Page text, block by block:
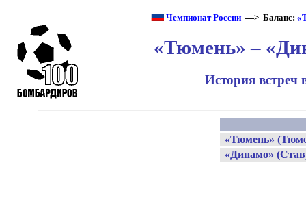
Чемпионат России —> Баланс:
«Тюмень» –
История встреч
«Тюмень»
«Динамо»